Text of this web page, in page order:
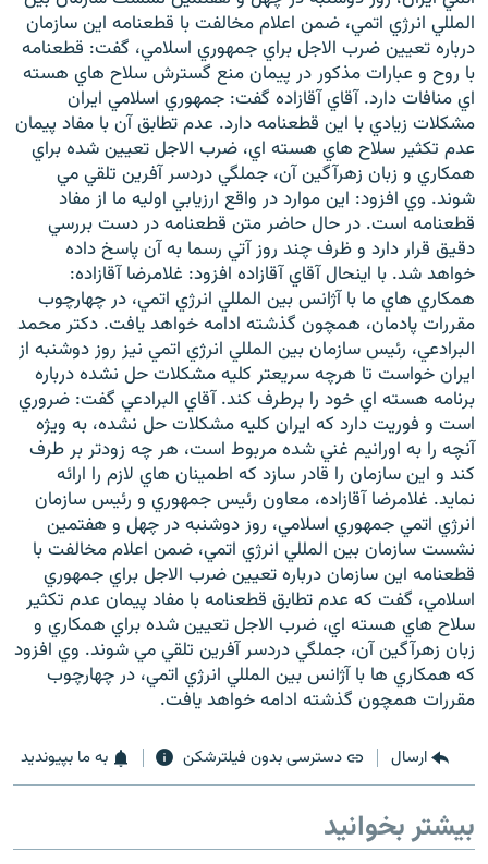
به ما بپیوندید
زبان‌های دیگر
المللي انرژي اتمي، ضمن اعلام مخالفت با قطعنامه اين سازمان
درباره تعيين ضرب الاجل براي جمهوري اسلامي، گفت: قطعنامه
با روح و عبارات مذکور در پيمان منع گسترش سلاح هاي هسته
اي منافات دارد. آقاي آقازاده گفت: جمهوري اسلامي ايران
مشکلات زيادي با اين قطعنامه دارد. عدم تطابق آن با مفاد پيمان
عدم تکثير سلاح هاي هسته اي، ضرب الاجل تعيين شده براي
همکاري و زبان زهرآگين آن، جملگي دردسر آفرين تلقي مي
شوند. وي افزود: اين موارد در واقع ارزيابي اوليه ما از مفاد
قطعنامه است. در حال حاضر متن قطعنامه در دست بررسي
دقيق قرار دارد و ظرف چند روز آتي رسما به آن پاسخ داده
خواهد شد. با اينحال آقاي آقازاده افزود: غلامرضا آقازاده:
همکاري هاي ما با آژانس بين المللي انرژي اتمي، در چهارچوب
مقررات پادمان، همچون گذشته ادامه خواهد يافت. دکتر محمد
البرادعي، رئيس سازمان بين المللي انرژي اتمي نيز روز دوشنبه از
ايران خواست تا هرچه سريعتر کليه مشکلات حل نشده درباره
برنامه هسته اي خود را برطرف کند. آقاي البرادعي گفت: ضروري
است و فوريت دارد که ايران کليه مشکلات حل نشده، به ويژه
آنچه را به اورانيم غني شده مربوط است، هر چه زودتر بر طرف
کند و اين سازمان را قادر سازد که اطمينان هاي لازم را ارائه
نمايد. غلامرضا آقازاده، معاون رئيس جمهوري و رئيس سازمان
انرژي اتمي جمهوري اسلامي، روز دوشنبه در چهل و هفتمين
نشست سازمان بين المللي انرژي اتمي، ضمن اعلام مخالفت با
قطعنامه اين سازمان درباره تعيين ضرب الاجل براي جمهوري
اسلامي، گفت که عدم تطابق قطعنامه با مفاد پيمان عدم تکثير
سلاح هاي هسته اي، ضرب الاجل تعيين شده براي همکاري و
زبان زهرآگين آن، جملگي دردسر آفرين تلقي مي شوند. وي افزود
که همکاري ها با آژانس بين المللي انرژي اتمي، در چهارچوب
مقررات همچون گذشته ادامه خواهد يافت.
ارسال دسترسی بدون فیلترشکن به ما بپیوندید
بیشتر بخوانید